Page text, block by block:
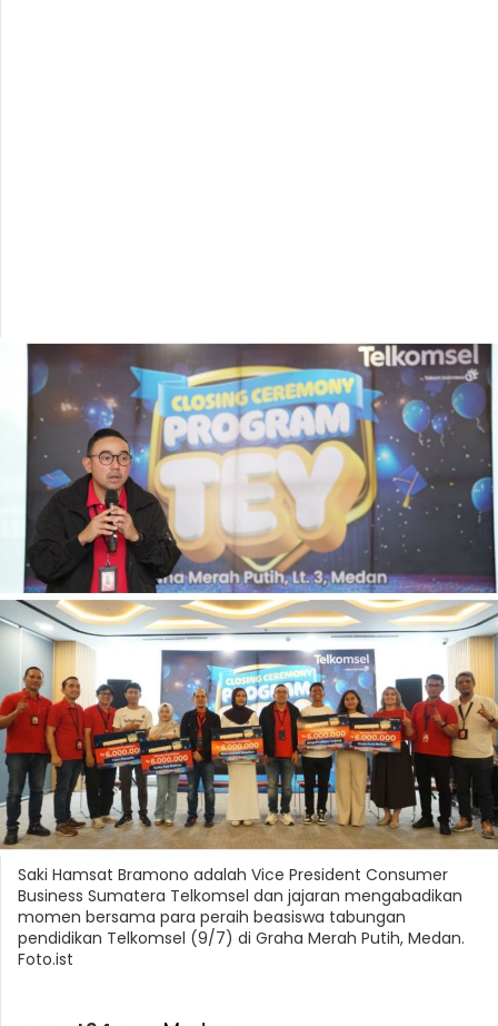
Saki Hamsat Bramono adalah Vice President Consumer
Business Sumatera Telkomsel dan jajaran mengabadikan
momen bersama para peraih beasiswa tabungan
pendidikan Telkomsel (9/7) di Graha Merah Putih, Medan.
Foto.ist